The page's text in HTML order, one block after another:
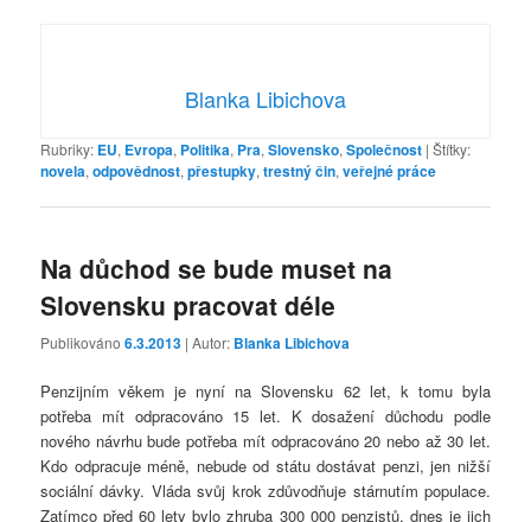
Blanka Libichova
Rubriky: EU, Evropa, Politika, Pra,Slovensko,Společnost |Štítky:
novela,odpovědnost,přestupky,trestný čin,veřejné práce
Na důchod se bude muset na
Slovensku pracovat déle
Publikováno6.3.2013 | Autor: Blanka Libichova
Penzijním věkem je nyní na Slovensku 62 let, k tomu byla
potřeba mít odpracováno 15 let. K dosažení důchodu podle
nového návrhu bude potřeba mít odpracováno 20 nebo až 30 let.
Kdo odpracuje méně, nebude od státu dostávat penzi, jen nižší
sociální dávky. Vláda svůj krok zdůvodňuje stárnutím populace.
Zatímco před 60 lety bylo zhruba 300 000 penzistů, dnes je jich